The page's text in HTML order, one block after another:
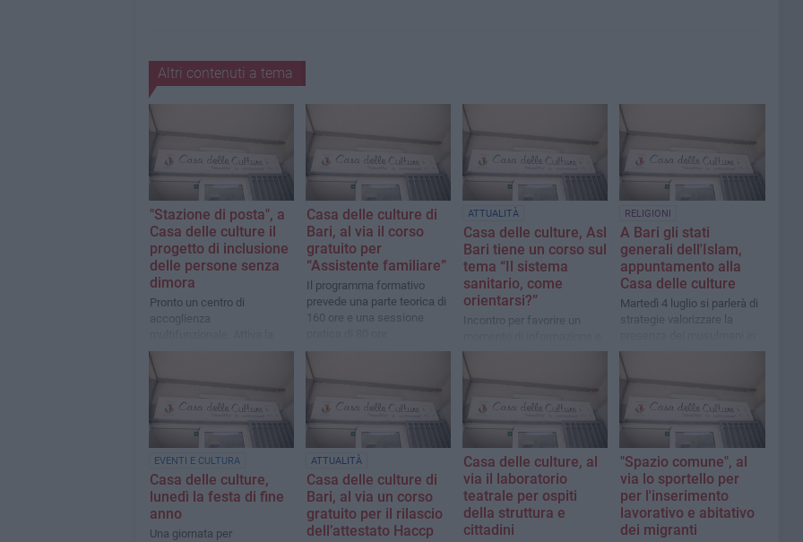
Altri contenuti a tema
"Stazione di posta", a
Casa delle culture il
progetto di inclusione
delle persone senza
dimora
Pronto un centro di
accoglienza
call per dar vita a una banca
del tempo
Casa delle culture di
Bari, al via il corso
gratuito per
“Assistente familiare”
Il programma formativo
prevede una parte teorica di
160 ore e una sessione
ATTUALITÀ
Casa delle culture, Asl
Bari tiene un corso sul
tema “Il sistema
sanitario, come
orientarsi?”
Incontro per favorire un
approfondimento
sull’accesso ai servizi
RELIGIONI
A Bari gli stati
generali dell'Islam,
appuntamento alla
Casa delle culture
Martedì 4 luglio si parlerà di
strategie valorizzare la
Puglia
EVENTI E CULTURA
Casa delle culture,
lunedì la festa di fine
anno
Una giornata per
ATTUALITÀ
Casa delle culture di
Bari, al via un corso
gratuito per il rilascio
dell’attestato Haccp
Casa delle culture, al
via il laboratorio
teatrale per ospiti
della struttura e
cittadini
"Spazio comune", al
via lo sportello per
per l'inserimento
lavorativo e abitativo
dei migranti